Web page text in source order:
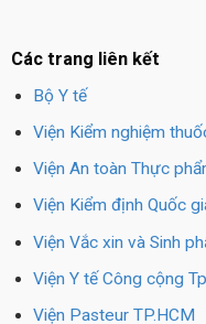
Các trang liên kết
Bộ Y tế
Viện Kiểm nghiệm
Viện An toàn Thực
Viện Kiểm định Quốc
Viện Vắc xin và Sinh
Viện Y tế Công cộng
Viện Pasteur TP.HCM